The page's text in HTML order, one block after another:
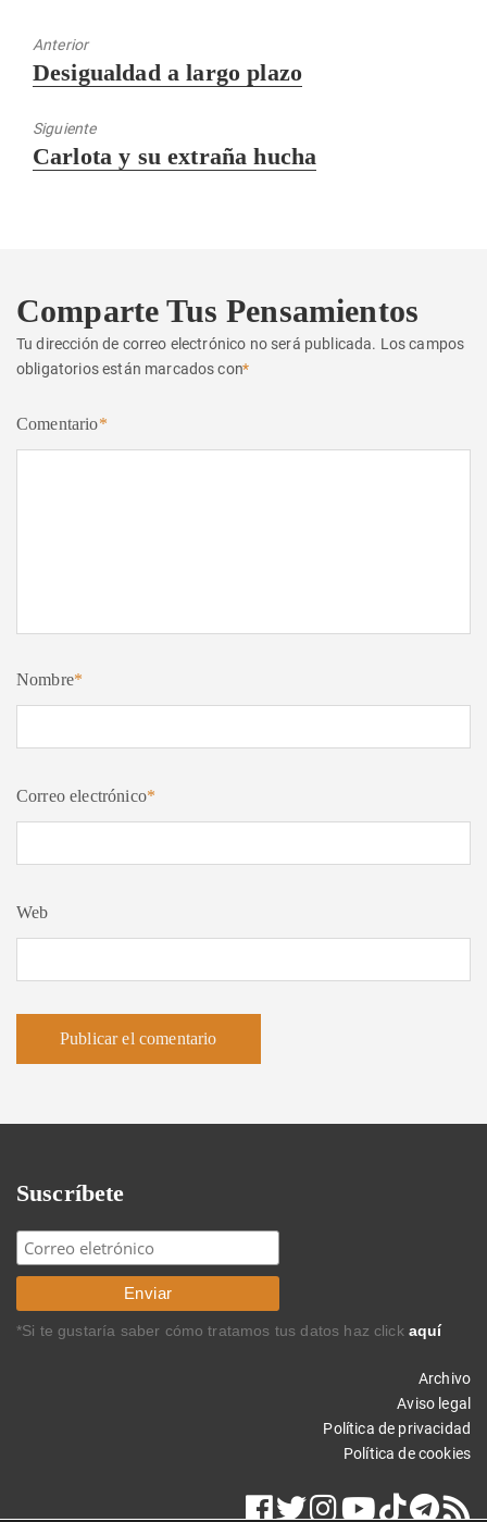
Anterior
Entrada
Desigualdad a largo plazo
Siguiente
Entrada
Carlota y su extraña hucha
Comparte Tus Pensamientos
Tu dirección de correo electrónico no será publicada. Los campos
obligatorios están marcados con*
Comentario*
Nombre*
Correo electrónico*
Web
Suscríbete
*Si te gustaría saber cómo tratamos tus datos haz click aquí
Archivo
Aviso legal
Política de privacidad
Política de cookies